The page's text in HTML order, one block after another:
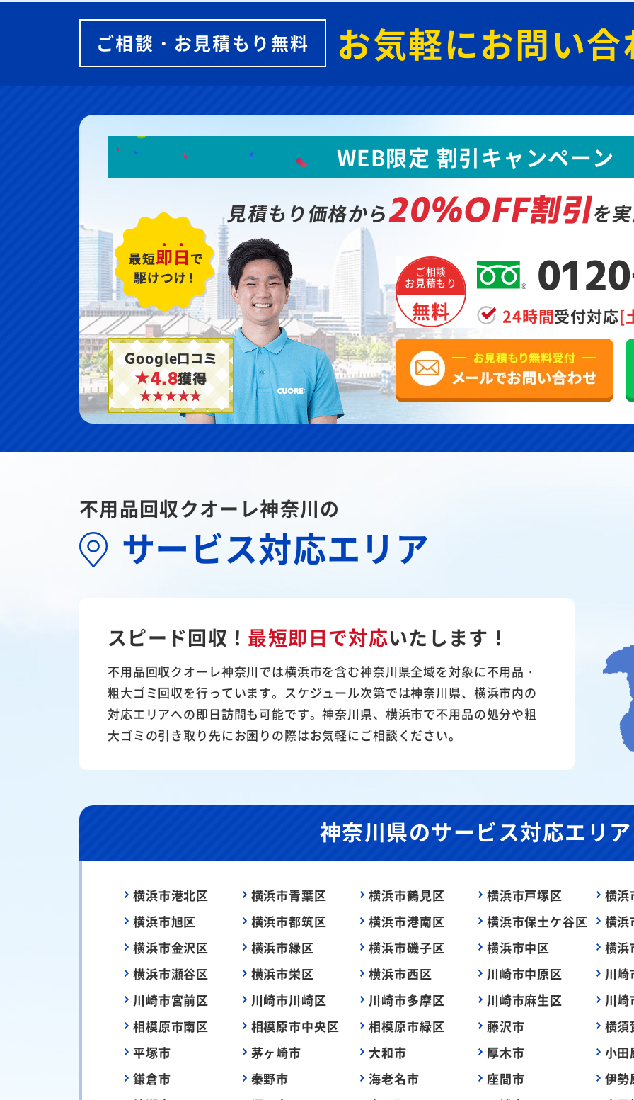
ご相談・お見積もり無料 お気軽にお問い
Google口コミ
★4.8獲得
WEB限定 割引キャンペーン
見積もり価格から20%OFF割引を
ご相談
お見積もり
無料 24時間受付対応[
不用品回収クオーレ神奈川の
サービス対応エリア
スピード回収！ 最短即日で対応いたします！
不用品回収クオーレ神奈川では横浜市を含む神奈川県全域を対象に不用品・
粗大ゴミ回収を行っています。スケジュール次第では神奈川県、横浜市内の
対応エリアへの即日訪問も可能です。神奈川県、横浜市で不用品の処分や粗
大ゴミの引き取り先にお困りの際はお気軽にご相談ください。
神奈川県のサービス対応エリア
横浜市港北区 横浜市青葉区 横浜市鶴見区 横浜市戸塚区
横浜
横浜市旭区
横浜市都筑区 横浜市港南区 横浜市保土ケ谷区
横浜
横浜市金沢区
横浜市緑区 横浜市磯子区 横浜市中区
横浜
横浜市瀬谷区
横浜市栄区 横浜市西区 川崎市中原区
川
川崎市宮前区
川崎市川崎区 川崎市多摩区 川崎市麻生区
川
相模原市南区
相模原市中央区 相模原市緑区 藤沢市
横須
平塚市
茅ヶ崎市 大和市 厚木市
小田
鎌倉市
秦野市 海老名市 座間市
伊勢